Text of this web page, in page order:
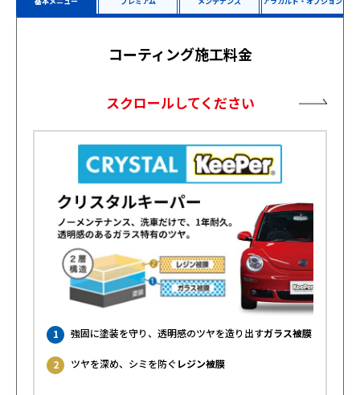
コーティング施工料金
スクロールしてください
1 強固に塗装を守り、透明感のツヤを造り出すガラス被膜
2 ツヤを深め、シミを防ぐ レジン被膜